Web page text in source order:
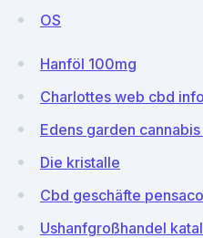
OS
Hanföl 100mg
Charlottes web cbd info
Edens garden
Die kristalle
Cbd geschäfte
Ushanfgroßhandel